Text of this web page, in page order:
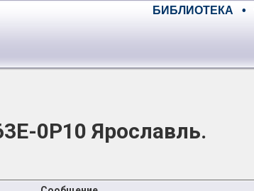
БИБЛИОТЕКА •
0P10 Ярославль.